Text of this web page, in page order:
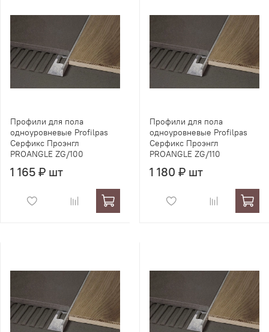
Профили для пола
одноуровневые Profilpas
Серфикс Проэнгл
PROANGLE ZG/100
1 165 ₽ шт
Профили для пола
одноуровневые Profilpas
Серфикс Проэнгл
PROANGLE ZG/110
1 180 ₽ шт